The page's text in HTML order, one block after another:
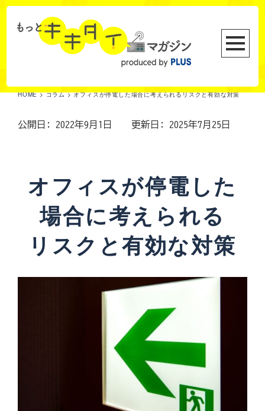
HOME>コラム>オフィスが停電した場合に考えられるリスクと有効な対策
公開日: 2022年9月1日 更新日: 2025年7月25日
オフィスが停電した
場合に考えられる
リスクと有効な対策